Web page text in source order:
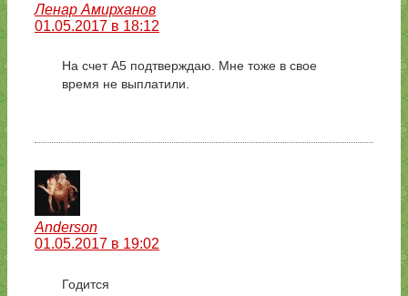
Ленар Амирханов
01.05.2017 в 18:12
На счет А5 подтверждаю. Мне тоже в свое
время не выплатили.
Anderson
01.05.2017 в 19:02
Годится